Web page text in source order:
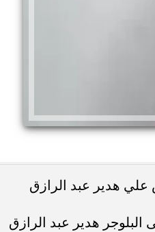
علي هدير عبد الرازق
هدير عبد الرازق
يعتمد جدول إمتحانات الدور
للعام الدراسي ٢٠٢٥...